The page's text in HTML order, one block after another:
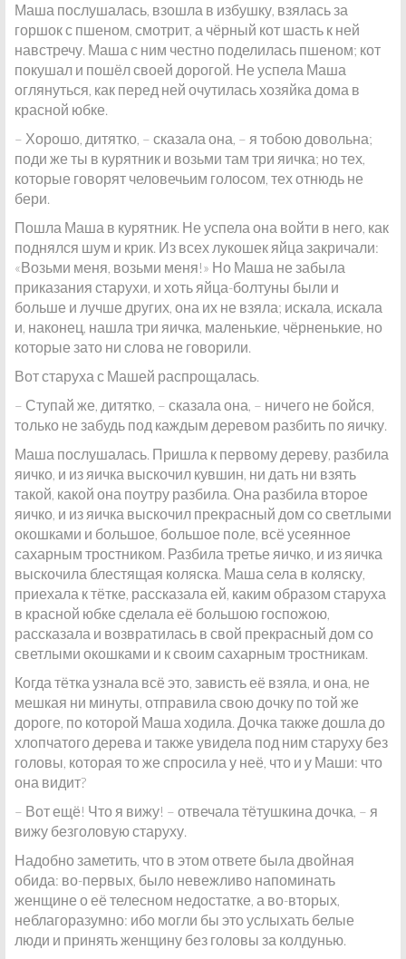
Маша послушалась, взошла в избушку, взялась за
горшок с пшеном, смотрит, а чёрный кот шасть к ней
навстречу. Маша с ним честно поделилась пшеном; кот
покушал и пошёл своей дорогой. Не успела Маша
оглянуться, как перед ней очутилась хозяйка дома в
красной юбке.
– Хорошо, дитятко, – сказала она, – я тобою довольна;
поди же ты в курятник и возьми там три яичка; но тех,
которые говорят человечьим голосом, тех отнюдь не
бери.
Пошла Маша в курятник. Не успела она войти в него, как
поднялся шум и крик. Из всех лукошек яйца закричали:
«Возьми меня, возьми меня!» Но Маша не забыла
приказания старухи, и хоть яйца-болтуны были и
больше и лучше других, она их не взяла; искала, искала
и, наконец, нашла три яичка, маленькие, чёрненькие, но
которые зато ни слова не говорили.
Вот старуха с Машей распрощалась.
– Ступай же, дитятко, – сказала она, – ничего не бойся,
только не забудь под каждым деревом разбить по яичку.
Маша послушалась. Пришла к первому дереву, разбила
яичко, и из яичка выскочил кувшин, ни дать ни взять
такой, какой она поутру разбила. Она разбила второе
яичко, и из яичка выскочил прекрасный дом со светлыми
окошками и большое, большое поле, всё усеянное
сахарным тростником. Разбила третье яичко, и из яичка
выскочила блестящая коляска. Маша села в коляску,
приехала к тётке, рассказала ей, каким образом старуха
в красной юбке сделала её большою госпожою,
рассказала и возвратилась в свой прекрасный дом со
светлыми окошками и к своим сахарным тростникам.
Когда тётка узнала всё это, зависть её взяла, и она, не
мешкая ни минуты, отправила свою дочку по той же
дороге, по которой Маша ходила. Дочка также дошла до
хлопчатого дерева и также увидела под ним старуху без
головы, которая то же спросила у неё, что и у Маши: что
она видит?
– Вот ещё! Что я вижу! – отвечала тётушкина дочка, – я
вижу безголовую старуху.
Надобно заметить, что в этом ответе была двойная
обида: во-первых, было невежливо напоминать
женщине о её телесном недостатке, а во-вторых,
неблагоразумно: ибо могли бы это услыхать белые
люди и принять женщину без головы за колдунью.